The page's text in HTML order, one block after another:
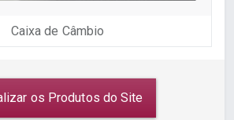
Caixa de Câmbio
os Produtos do Site